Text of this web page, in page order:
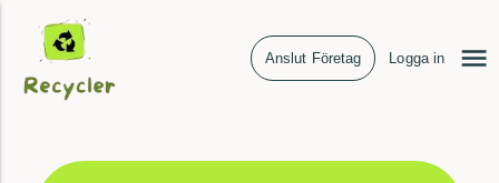
Anslut Företag Logga in